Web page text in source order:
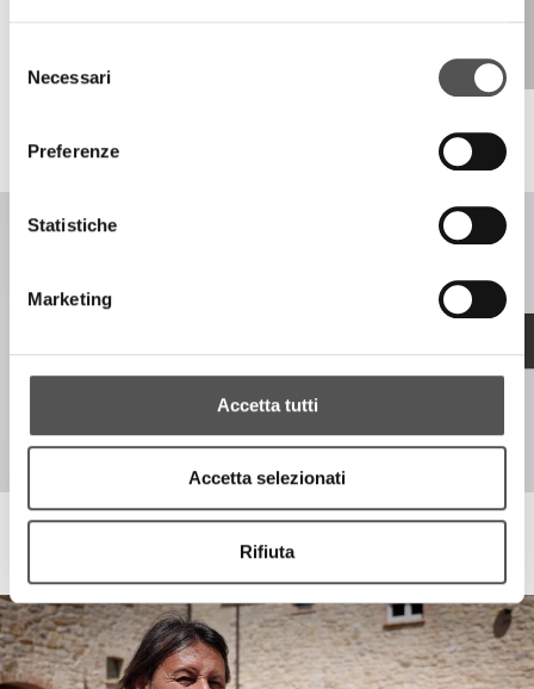
delNecessari
Preferenze
Statistiche
Marketing
Accetta tutti
Accetta selezionati
Rifiuta
Strategie web ed e-commerce per il settore arredamento